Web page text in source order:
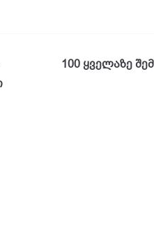
100 ყველაზე